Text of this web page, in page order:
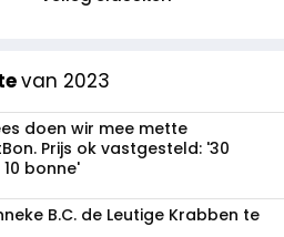
van 2023
doen wir mee mette
Prijs ok vastgesteld: '30
bonne'
B.C. de Leutige Krabben te